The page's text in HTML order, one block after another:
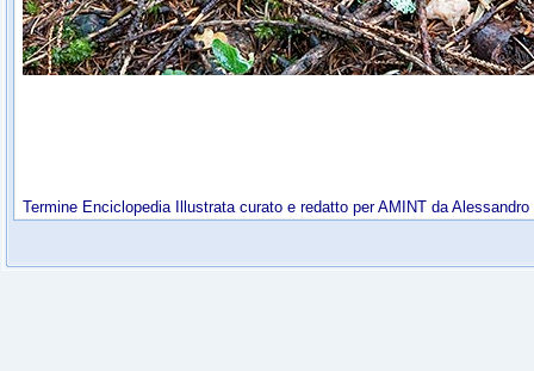
Termine Enciclopedia Illustrata curato e redatto per AMINT da